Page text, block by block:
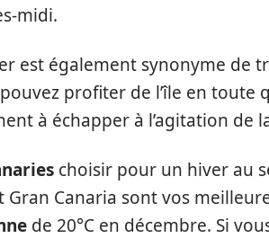
midi.
est également synonyme de
profiter de l’île en toute
à échapper à l’agitation de
choisir pour un hiver au
Gran Canaria sont vos
de 20°C en décembre. Si